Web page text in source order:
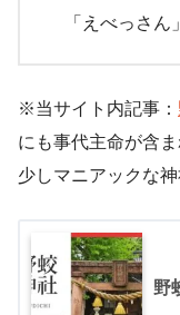
「えべっさん
※当サイト内記事：
にも事代主命が含ま
少しマニアックな
野